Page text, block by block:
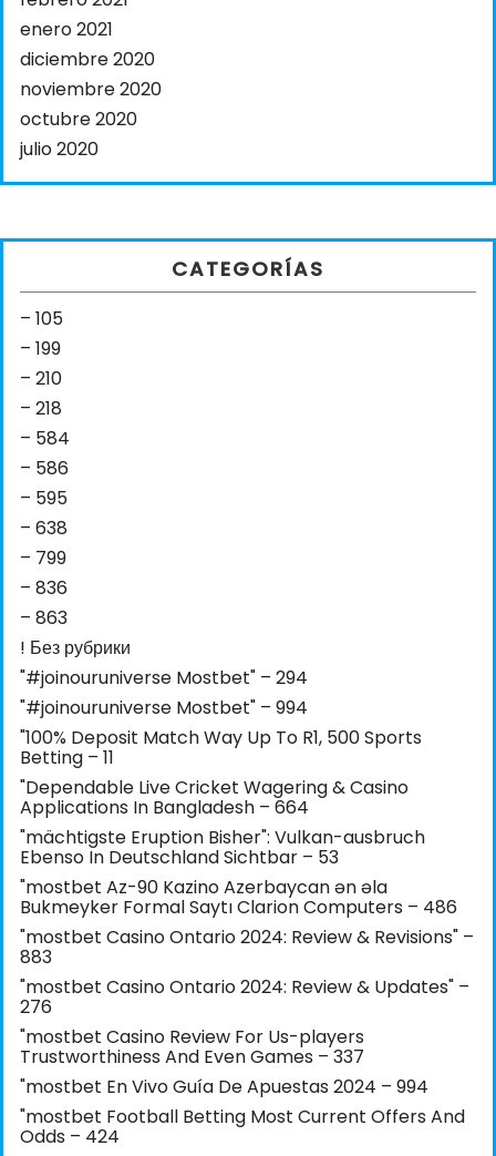
enero 2021
diciembre 2020
noviembre 2020
octubre 2020
julio 2020
CATEGORÍAS
– 105
– 199
– 210
– 218
– 584
– 586
– 595
– 638
– 799
– 836
– 863
! Без рубрики
"#joinouruniverse Mostbet" – 294
"#joinouruniverse Mostbet" – 994
"100% Deposit Match Way Up To R1, 500 Sports
Betting – 11
"Dependable Live Cricket Wagering & Casino
Applications In Bangladesh – 664
"mächtigste Eruption Bisher": Vulkan-ausbruch
Ebenso In Deutschland Sichtbar – 53
"mostbet Az-90 Kazino Azerbaycan ən əla
Bukmeyker Formal Saytı Clarion Computers – 486
"mostbet Casino Ontario 2024: Review & Revisions" –
883
"mostbet Casino Ontario 2024: Review & Updates" –
276
"mostbet Casino Review For Us-players
Trustworthiness And Even Games – 337
"mostbet En Vivo Guía De Apuestas 2024 – 994
"mostbet Football Betting Most Current Offers And
Odds – 424